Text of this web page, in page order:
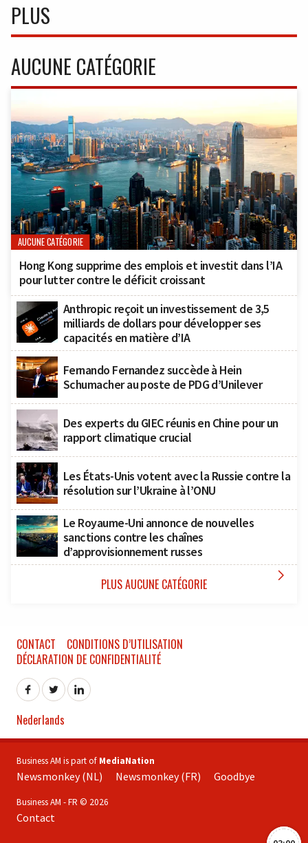
PLUS
AUCUNE CATÉGORIE
AUCUNE CATÉGORIE
Hong Kong supprime des emplois et investit dans l’IA
pour lutter contre le déficit croissant
Anthropic reçoit un investissement de 3,5
milliards de dollars pour développer ses
capacités en matière d’IA
Fernando Fernandez succède à Hein
Schumacher au poste de PDG d’Unilever
Des experts du GIEC réunis en Chine pour un
rapport climatique crucial
Les États-Unis votent avec la Russie contre la
résolution sur l’Ukraine à l’ONU
Le Royaume-Uni annonce de nouvelles
sanctions contre les chaînes
d’approvisionnement russes
PLUS AUCUNE CATÉGORIE 
CONTACT
CONDITIONS D’UTILISATION
DÉCLARATION DE CONFIDENTIALITÉ
Nederlands
Business AM is part of MediaNation
Newsmonkey (NL) Newsmonkey (FR) Goodbye
Business AM - FR © 2026
Contact